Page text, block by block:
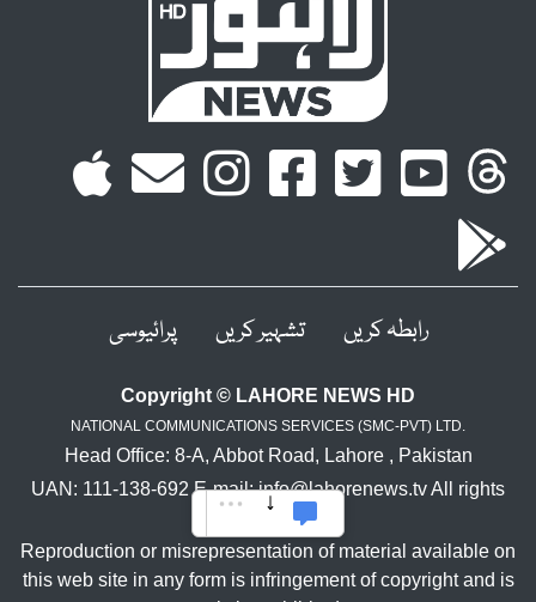
رابطہ کریں تشہیر کریں پرائیوسی
Copyright © LAHORE NEWS HD
NATIONAL COMMUNICATIONS SERVICES (SMC-PVT) LTD.
Head Office: 8-A, Abbot Road, Lahore , Pakistan
UAN: 111-138-692 E-mail: info@lahorenews.tv All rights
reserved.
Reproduction or misrepresentation of material available on
this web site in any form is infringement of copyright and is